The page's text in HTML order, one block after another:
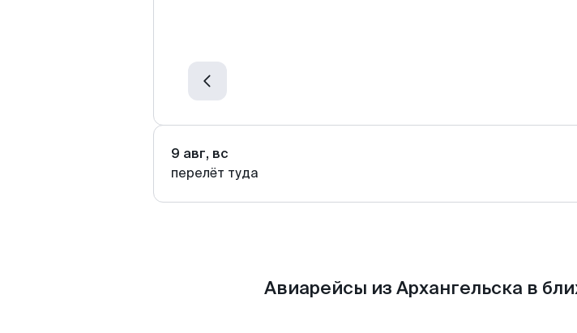
9 авг, вс
перелёт туда
Авиарейсы из Архангельска в